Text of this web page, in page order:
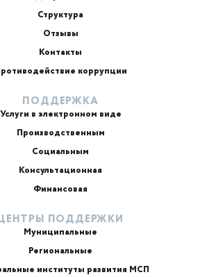
Структура
Отзывы
Контакты
коррупции
ПОДДЕРЖКА
Услуги в электронном виде
Производственным
Социальным
Консультационная
Финансовая
ПОДДЕРЖКИ
Муниципальные
Региональные
институты развития МСП
консультант
и регуляторика